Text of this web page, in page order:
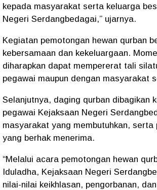
kepada masyarakat serta keluarga
Negeri Serdangbedagai,” ujarnya.
Kegiatan pemotongan hewan qurban
kebersamaan dan kekeluargaan.
diharapkan dapat mempererat tali
pegawai maupun dengan masyarakat
Selanjutnya, daging qurban dibagikan
pegawai Kejaksaan Negeri
masyarakat yang membutuhkan, serta
yang berhak menerima.
“Melalui acara pemotongan hewan
Iduladha, Kejaksaan Negeri
nilai-nilai keikhlasan, pengorbanan,